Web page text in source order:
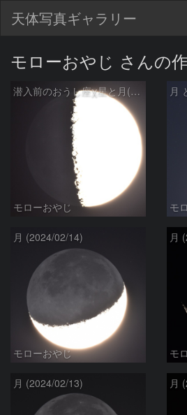
天体写真ギャラリー
モローおやじ さんの
潜入前のおうし座χ星と月(2024/02/17)
モローおやじ
月
モ
月 (2024/02/14)
モローおやじ
月
モ
月 (2024/02/13) 月